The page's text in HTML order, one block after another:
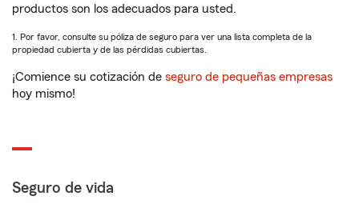
productos son los adecuados para usted.
1. Por favor, consulte su póliza de seguro para ver una lista completa de la
propiedad cubierta y de las pérdidas cubiertas.
¡Comience su cotización de seguro de pequeñas empresas
hoy mismo!
Seguro de vida